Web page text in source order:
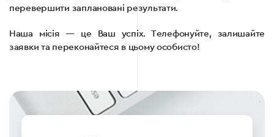
перевершити заплановані результати.
Наша місія — це Ваш успіх. Телефонуйте, залишайте
заявки та переконайтеся в цьому особисто!